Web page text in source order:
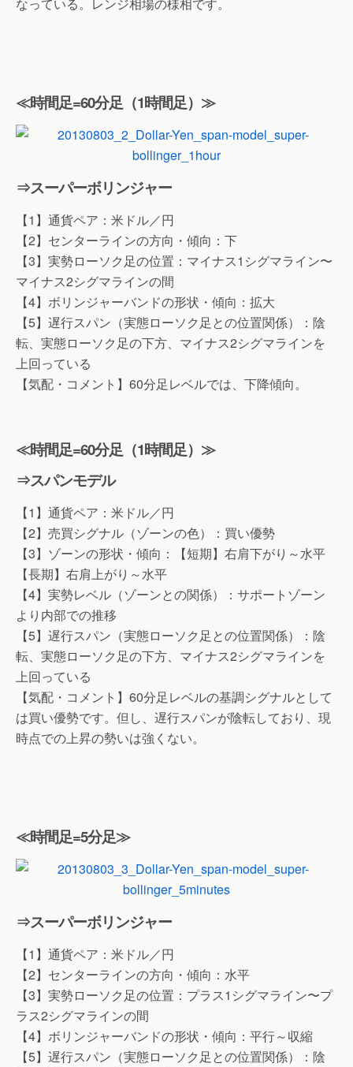
≪時間足=60分足（1時間足）≫
⇒スーパーボリンジャー
【1】通貨ペア：米ドル／円
【2】センターラインの方向・傾向：下
【3】実勢ローソク足の位置：マイナス1シグマライン〜
マイナス2シグマラインの間
【4】ボリンジャーバンドの形状・傾向：拡大
【5】遅行スパン（実態ローソク足との位置関係）：陰
転、実態ローソク足の下方、マイナス2シグマラインを
上回っている
【気配・コメント】60分足レベルでは、下降傾向。
≪時間足=60分足（1時間足）≫
⇒スパンモデル
【1】通貨ペア：米ドル／円
【2】売買シグナル（ゾーンの色）：買い優勢
【3】ゾーンの形状・傾向：【短期】右肩下がり～水平
【長期】右肩上がり～水平
【4】実勢レベル（ゾーンとの関係）：サポートゾーン
より内部での推移
【5】遅行スパン（実態ローソク足との位置関係）：陰
転、実態ローソク足の下方、マイナス2シグマラインを
上回っている
【気配・コメント】60分足レベルの基調シグナルとして
は買い優勢です。但し、遅行スパンが陰転しており、現
時点での上昇の勢いは強くない。
≪時間足=5分足≫
⇒スーパーボリンジャー
【1】通貨ペア：米ドル／円
【2】センターラインの方向・傾向：水平
【3】実勢ローソク足の位置：プラス1シグマライン〜プ
ラス2シグマラインの間
【4】ボリンジャーバンドの形状・傾向：平行～収縮
【5】遅行スパン（実態ローソク足との位置関係）：陰